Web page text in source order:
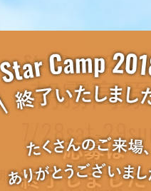
Star Camp 2018
朝霧高原
7/28sat-29sun
静岡県
朝霧ジャンボリーオートキャ